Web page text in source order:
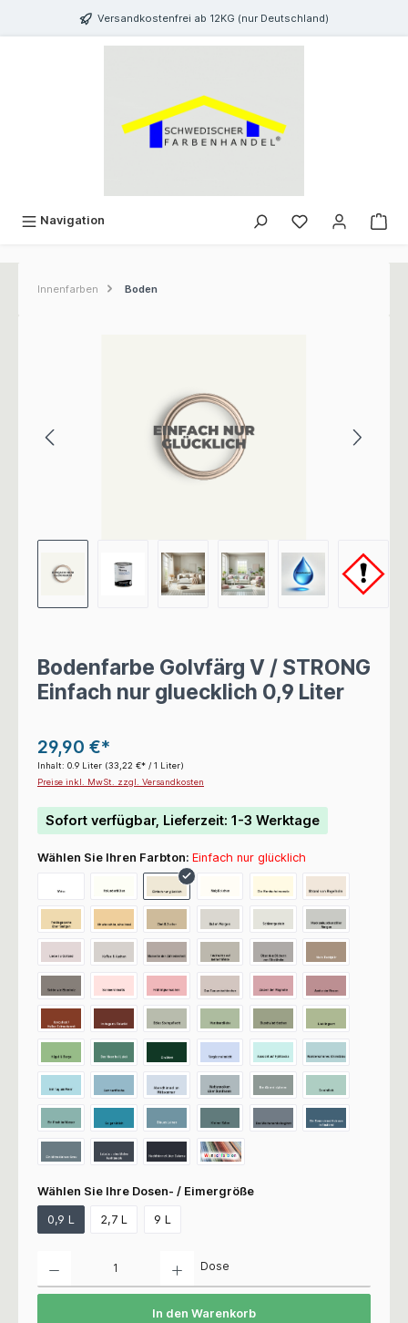
springen Versandkostenfrei ab 12KG (nur Deutschland)
Navigation
Innenfarben Boden
Bodenfarbe Golvfärg V / STRONG
Einfach nur gluecklich 0,9 Liter
29,90 €*
Inhalt: 0.9 Liter (33,22 €* / 1 Liter)
Preise inkl. MwSt. zzgl. Versandkosten
Sofort verfügbar, Lieferzeit: 1-3 Werktage
Wählen Sie Ihren Farbton: Einfach nur glücklich
Wählen Sie Ihre Dosen- / Eimergröße
0,9 L 2,7 L 9 L
Dose
In den Warenkorb